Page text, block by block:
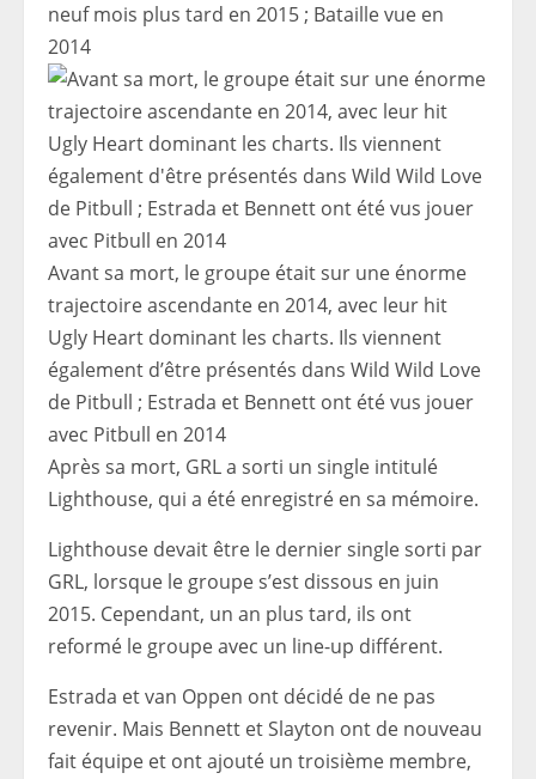
neuf mois plus tard en 2015 ; Bataille vue en
2014
Avant sa mort, le groupe était sur une énorme
trajectoire ascendante en 2014, avec leur hit
Ugly Heart dominant les charts. Ils viennent
également d’être présentés dans Wild Wild Love
de Pitbull ; Estrada et Bennett ont été vus jouer
avec Pitbull en 2014
Après sa mort, GRL a sorti un single intitulé
Lighthouse, qui a été enregistré en sa mémoire.
Lighthouse devait être le dernier single sorti par
GRL, lorsque le groupe s’est dissous en juin
2015. Cependant, un an plus tard, ils ont
reformé le groupe avec un line-up différent.
Estrada et van Oppen ont décidé de ne pas
revenir. Mais Bennett et Slayton ont de nouveau
fait équipe et ont ajouté un troisième membre,